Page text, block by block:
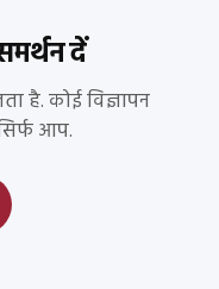
दें
है. कोई विज्ञापन
आप.